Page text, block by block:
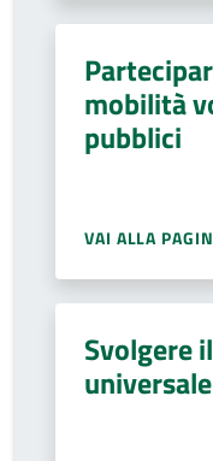
mobilità
pubblici
VAI ALLA
Svolgere
universale